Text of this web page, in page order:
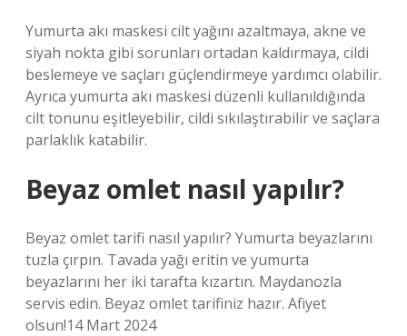
Yumurta akı maskesi cilt yağını azaltmaya, akne ve
siyah nokta gibi sorunları ortadan kaldırmaya, cildi
beslemeye ve saçları güçlendirmeye yardımcı olabilir.
Ayrıca yumurta akı maskesi düzenli kullanıldığında
cilt tonunu eşitleyebilir, cildi sıkılaştırabilir ve saçlara
parlaklık katabilir.
Beyaz omlet nasıl yapılır?
Beyaz omlet tarifi nasıl yapılır? Yumurta beyazlarını
tuzla çırpın. Tavada yağı eritin ve yumurta
beyazlarını her iki tarafta kızartın. Maydanozla
servis edin. Beyaz omlet tarifiniz hazır. Afiyet
olsun!14 Mart 2024